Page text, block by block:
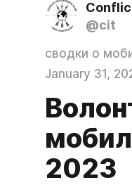
@cit
сводки о
January 31,
2023